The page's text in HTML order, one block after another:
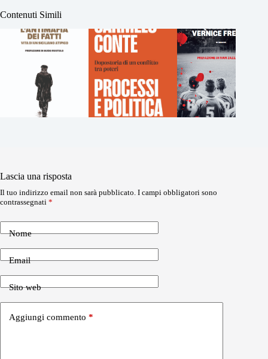
Contenuti Simili
Lascia una risposta
Il tuo indirizzo email non sarà pubblicato. I campi obbligatori sono
contrassegnati *
Nome
Email
Sito web
Aggiungi commento *